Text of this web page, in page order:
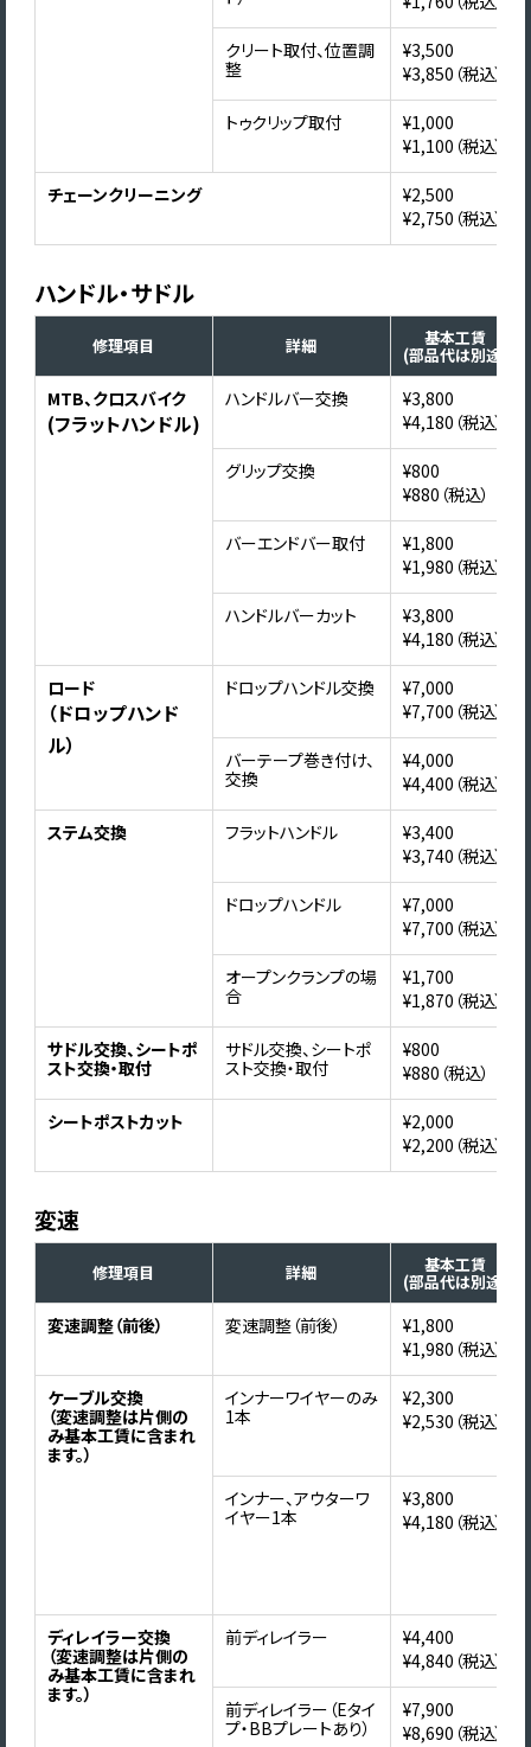
クリート取付、位置調
整
¥3,500
¥3,850（税込）
トゥクリップ取付
¥1,000
¥1,100（税込）
チェーンクリーニング
¥2,500
¥2,750（税込）
ハンドル・サドル
修理項目 詳細 基本工賃
(部品代は別途)
MTB、クロスバイク
(フラットハンドル)
ハンドルバー交換
¥3,800
¥4,180（税込）
グリップ交換
¥800
¥880（税込）
バーエンドバー取付
¥1,800
¥1,980（税込）
ハンドルバーカット
¥3,800
¥4,180（税込）
ロード
（ドロップハンド
ル）
ドロップハンドル交換
¥7,000
¥7,700（税込）
バーテープ巻き付け、
交換
¥4,000
¥4,400（税込）
ステム交換 フラットハンドル
¥3,400
¥3,740（税込）
ドロップハンドル
¥7,000
¥7,700（税込）
オープンクランプの場
合
¥1,700
¥1,870（税込）
サドル交換、シートポ
スト交換・取付
サドル交換、シートポ
スト交換・取付
¥800
¥880（税込）
シートポストカット
¥2,000
¥2,200（税込）
変速
修理項目 詳細 基本工賃
(部品代は別途)
変速調整（前後） 変速調整（前後）
¥1,800
¥1,980（税込）
ケーブル交換
（変速調整は片側の
み基本工賃に含まれ
ます。）
インナーワイヤーのみ
1本
¥2,300
¥2,530（税込）
インナー、アウターワ
イヤー1本
¥3,800
¥4,180（税込）
ディレイラー交換
（変速調整は片側の
み基本工賃に含まれ
ます。）
前ディレイラー
¥4,400
¥4,840（税込）
前ディレイラー（Eタイ
プ・BBプレートあり）
¥7,900
¥8,690（税込）